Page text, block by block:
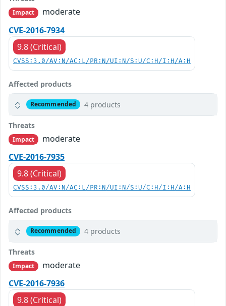
Impact
moderate
CVE-2016-7934
9.8 (Critical)
CVSS:3.0/AV:N/AC:L/PR:N/UI:N/S:U/C:H/I:H/A:H
Affected products
Recommended 4 products
Threats
Impact
moderate
CVE-2016-7935
9.8 (Critical)
CVSS:3.0/AV:N/AC:L/PR:N/UI:N/S:U/C:H/I:H/A:H
Affected products
Recommended 4 products
Threats
Impact
moderate
CVE-2016-7936
9.8 (Critical)